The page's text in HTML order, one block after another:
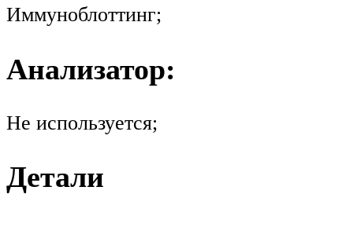
Иммуноблоттинг;
Анализатор:
Не используется;
Детали